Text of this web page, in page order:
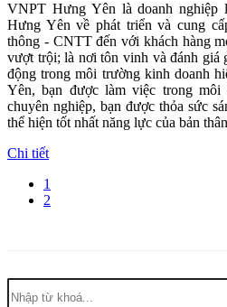
VNPT Hưng Yên là doanh
Hưng Yên về phát triển và cung
thông - CNTT đến với khách hàng
vượt trội; là nơi tôn vinh và đánh giá
động trong môi trường kinh doanh
Yên, bạn được làm việc trong môi
chuyên nghiệp, bạn được thỏa sức
thể hiện tốt nhất năng lực của bản
Chi tiết
1
2